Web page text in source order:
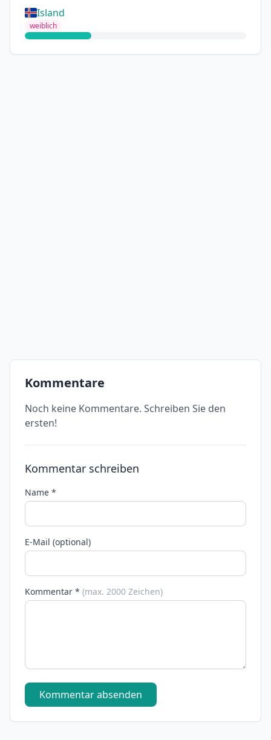
Island
weiblich
Kommentare
Noch keine Kommentare. Schreiben Sie den
ersten!
Kommentar schreiben
Name *
E-Mail (optional)
Kommentar * (max. 2000 Zeichen)
Kommentar absenden